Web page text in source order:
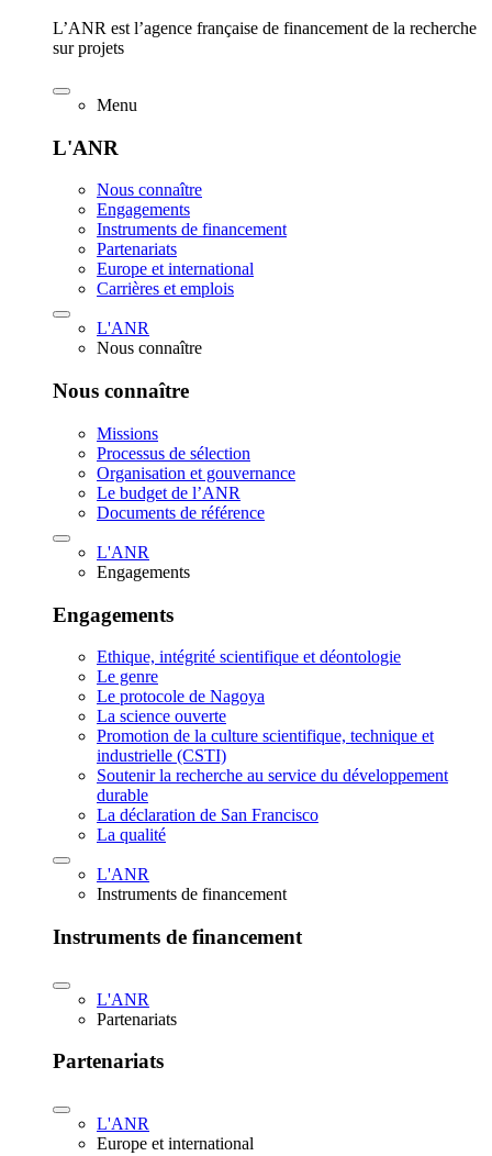
L’ANR est l’agence française de financement de la recherche
sur projets
Menu
L'ANR
Nous connaître
Engagements
Instruments de financement
Partenariats
Europe et international
Carrières et emplois
L'ANR
Nous connaître
Nous connaître
Missions
Processus de sélection
Organisation et gouvernance
Le budget de l’ANR
Documents de référence
L'ANR
Engagements
Engagements
Ethique, intégrité scientifique et déontologie
Le genre
Le protocole de Nagoya
La science ouverte
Promotion de la culture scientifique, technique et
industrielle (CSTI)
Soutenir la recherche au service du développement
durable
La déclaration de San Francisco
La qualité
L'ANR
Instruments de financement
Instruments de financement
L'ANR
Partenariats
Partenariats
L'ANR
Europe et international